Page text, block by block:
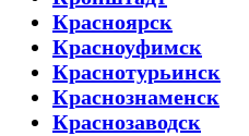
Красноярск
Красноуфимск
Краснотурьинск
Краснознаменск
Краснозаводск